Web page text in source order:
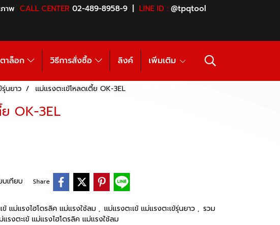
าพ CALL CENTER 02-489-8958-9 | LINE ID : @tpqtool
าล็อก วิธีการสั่งซื้อ ลิงค์ เพิ่มเติม
นยาว แม่แรงตะเข้โหลดเตี้ย OK-3EL
ย OK-3EL
บเทียบ Share
ข้ แม่แรงไฮโดรลิค แม่แรงใช้ลม , แม่แรงตะเข้ แม่แรงตะเข้รุ่นยาว , รวม
รงตะเข้ แม่แรงไฮโดรลิค แม่แรงใช้ลม